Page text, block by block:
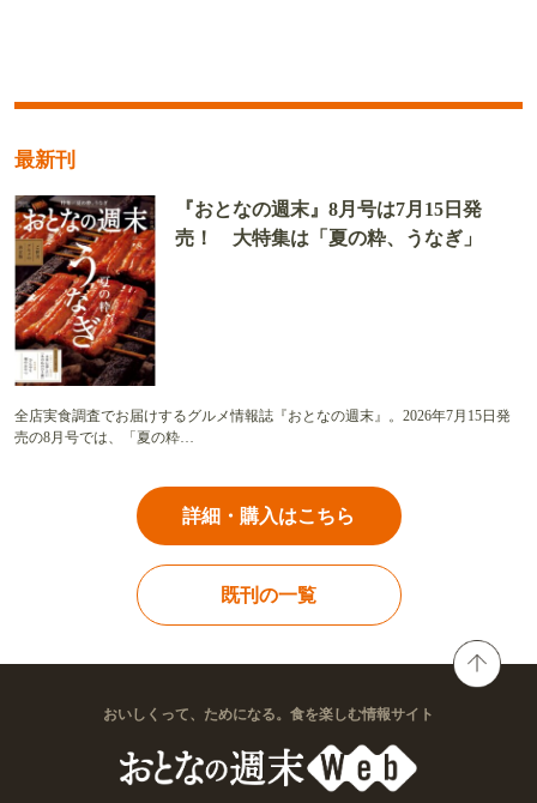
最新刊
『おとなの週末』8月号は7月15日発
売！ 大特集は「夏の粋、うなぎ」
全店実食調査でお届けするグルメ情報誌『おとなの週末』。2026年7月15日発
売の8月号では、「夏の粋…
詳細・購入はこちら
既刊の一覧
おいしくって、ためになる。食を楽しむ情報サイト